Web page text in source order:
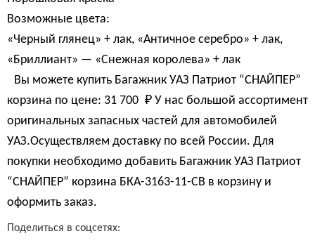
Возможные цвета:
«Черный глянец» + лак, «Античное серебро» + лак,
«Бриллиант» — «Снежная королева» + лак
Вы можете купить Багажник УАЗ Патриот “СНАЙПЕР”
корзина по цене: 31 700 ₽ У нас большой ассортимент
оригинальных запасных частей для автомобилей
УАЗ.Осуществляем доставку по всей России. Для
покупки необходимо добавить Багажник УАЗ Патриот
“СНАЙПЕР” корзина БКА-3163-11-СВ в корзину и
оформить заказ.
Поделиться в соцсетях: